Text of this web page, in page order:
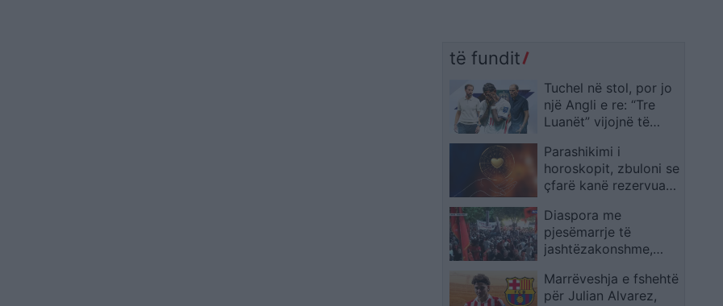
të fundit
Tuchel në stol, por jo
një Angli e re: “Tre
Luanët” vijojnë të
Southgate
Parashikimi i
horoskopit, zbuloni se
çfarë kanë rezervuar
Diaspora me
pjesëmarrje të
jashtëzakonshme,
te komisariati 3: Lironi
çunat! Arrestoni
Marrëveshja e fshehtë
për Julian Alvarez,